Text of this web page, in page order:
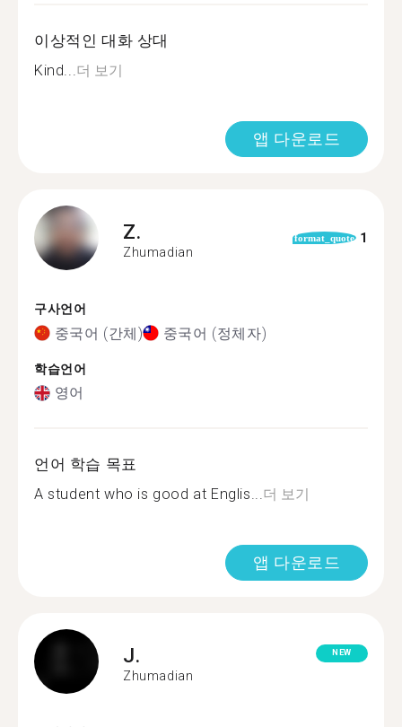
이상적인 대화 상대
Kind...더 보기
앱 다운로드
Z.
Zhumadian
format_quote 1
구사언어
중국어 (간체) 중국어 (정체자)
학습언어
영어
언어 학습 목표
A student who is good at Englis...더 보기
앱 다운로드
J.
Zhumadian
NEW